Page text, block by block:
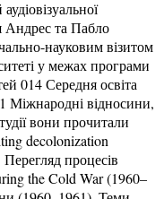
Андрес та Пабло
науковим візитом
у межах програми
014 Середня освіта
Міжнародні відносини,
вони прочитали
decolonization
процесів
the Cold War (1960–